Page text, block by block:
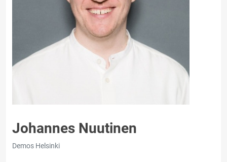
Johannes Nuutinen
Demos Helsinki